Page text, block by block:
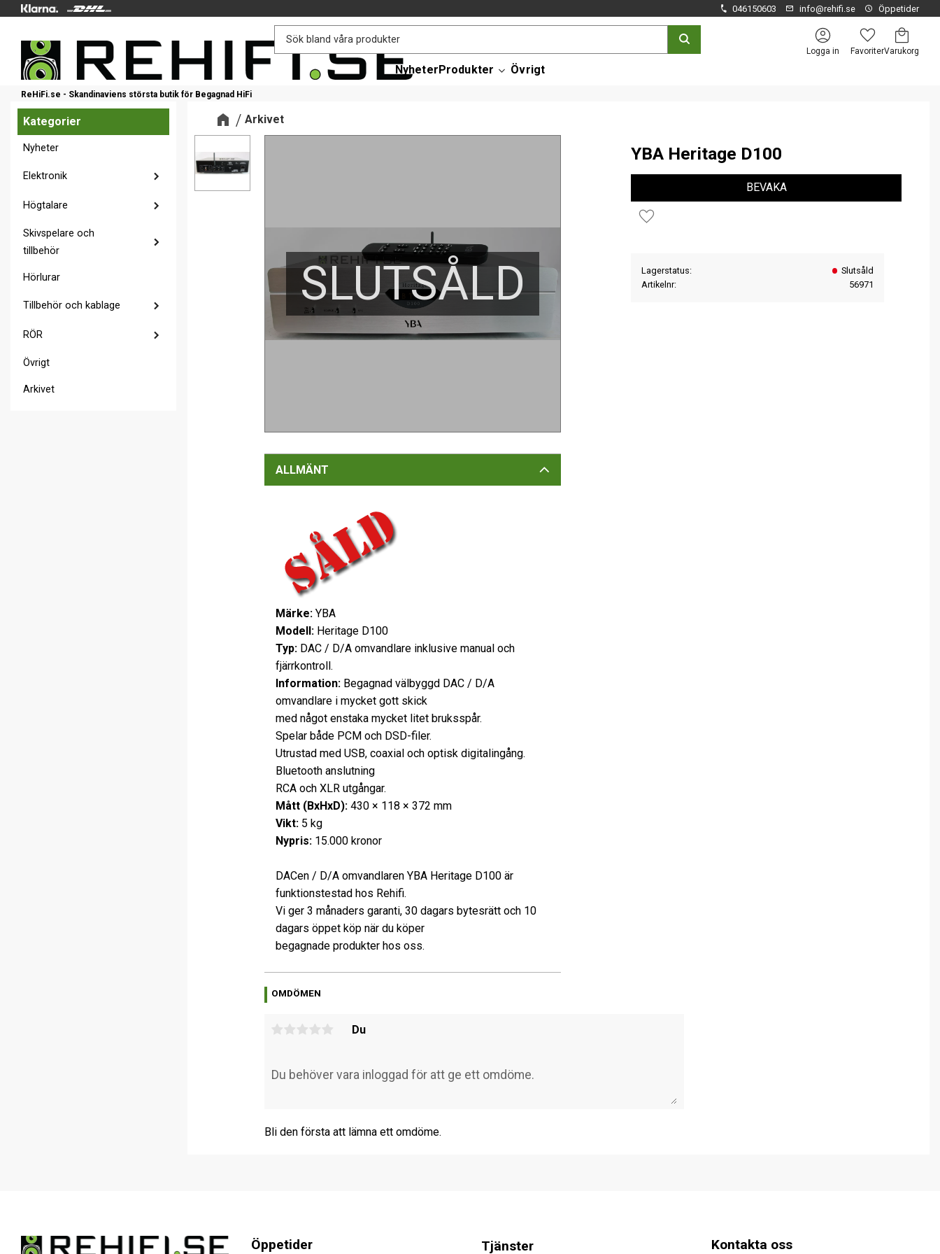
046150603 info@rehifi.se Öppetider
ReHiFi.se - Skandinaviens största butik för Begagnad HiFi
Logga in
Favoriter
Kundvagn
NyheterProdukter Övrigt
Arkivet
YBA Heritage D100
SLUTSÅLD
Lägg till i favoriter
BEVAKA
Lagerstatus
Slutsåld
Artikelnr
56971
ALLMÄNT
Märke:YBA
Modell:Heritage D100
Typ:DAC / D/A omvandlare inklusive manual och
fjärrkontroll.
Information:Begagnad välbyggd DAC / D/A
omvandlare i mycket gott skick
med något enstaka mycket litet bruksspår.
Spelar både PCM och DSD-filer.
Utrustad med USB, coaxial och optisk digitalingång.
Bluetooth anslutning
RCA och XLR utgångar.
Mått (BxHxD):430 × 118 × 372 mm
Vikt:5 kg
Nypris:15.000 kronor
DACen / D/A omvandlaren YBA Heritage D100 är
funktionstestad hos Rehifi.
Vi ger 3 månaders garanti, 30 dagars bytesrätt och 10
dagars öppet köp när du köper
begagnade produkter hos oss.
OMDÖMEN
Du
Bli den första att lämna ett omdöme.
Kategorier
Nyheter
Elektronik
Högtalare
Skivspelare och
tillbehör
Hörlurar
Tillbehör och kablage
RÖR
Övrigt
Arkivet
Öppetider Kontakta oss
Tjänster